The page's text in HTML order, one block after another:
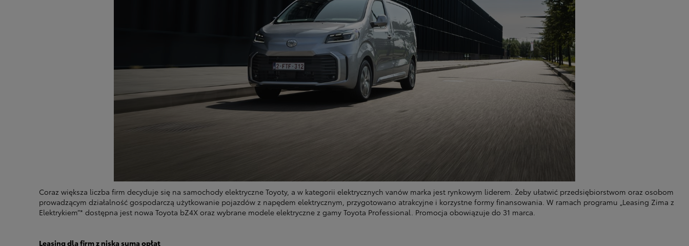
Coraz większa liczba firm decyduje się na samochody elektryczne Toyoty, a w kategorii elektrycznych vanów marka jest rynkowym liderem. Żeby ułatwić przedsiębiorstwom oraz osobom
prowadzącym działalność gospodarczą użytkowanie pojazdów z napędem elektrycznym, przygotowano atrakcyjne i korzystne formy finansowania. W ramach programu „Leasing Zima z
Elektrykiem”* dostępna jest nowa Toyota bZ4X oraz wybrane modele elektryczne z gamy Toyota Professional. Promocja obowiązuje do 31 marca.
Leasing dla firm z niską sumą opłat